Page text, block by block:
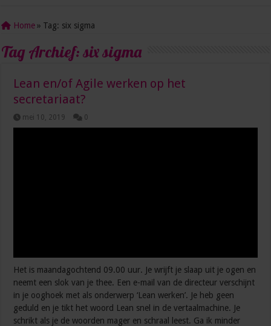
Home » Tag: six sigma
Tag Archief:six sigma
Lean en/of Agile werken op het
secretariaat?
mei 10, 2019 0
Het is maandagochtend 09.00 uur. Je wrijft je slaap uit je ogen en
neemt een slok van je thee. Een e-mail van de directeur verschijnt
in je ooghoek met als onderwerp ‘Lean werken’. Je heb geen
geduld en je tikt het woord Lean snel in de vertaalmachine. Je
schrikt als je de woorden mager en schraal leest. Ga ik minder